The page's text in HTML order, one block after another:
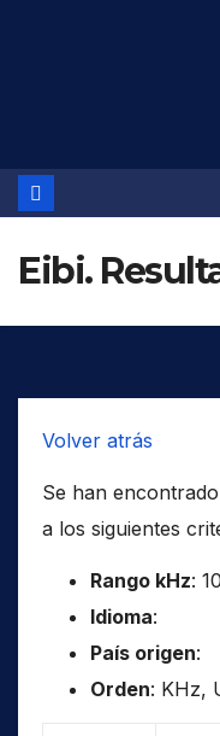
Eibi.
Volver atrás
Se han encontrado
a los siguientes
Rango kHz:
Idioma:
País origen:
Orden: KHz,